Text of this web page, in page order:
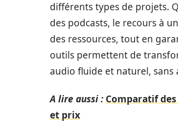
différents types de projets.
des podcasts, le recours à
des ressources, tout en
outils permettent de
audio fluide et naturel, sans
A lire aussi : Comparatif
et prix